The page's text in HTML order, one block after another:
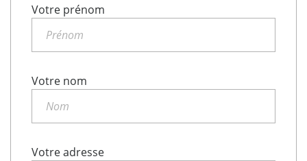
Votre prénom
Votre nom
Votre adresse